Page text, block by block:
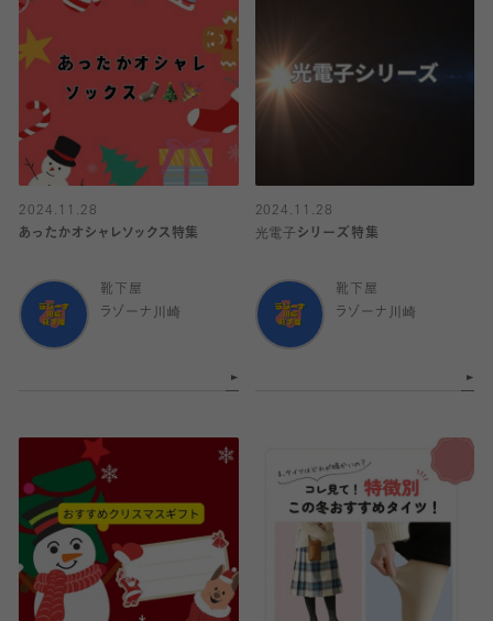
2024.11.28
あったかオシャレソックス特集
靴下屋
ラゾーナ川崎
2024.11.28
光電子シリーズ特集
靴下屋
ラゾーナ川崎